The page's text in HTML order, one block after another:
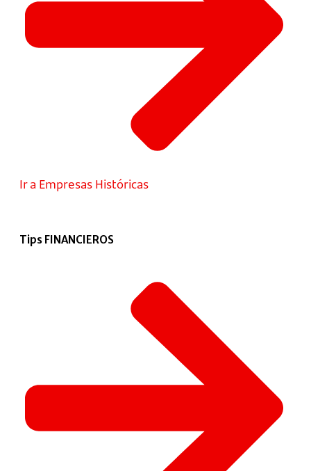
Ir a Empresas Históricas
Tips FINANCIEROS